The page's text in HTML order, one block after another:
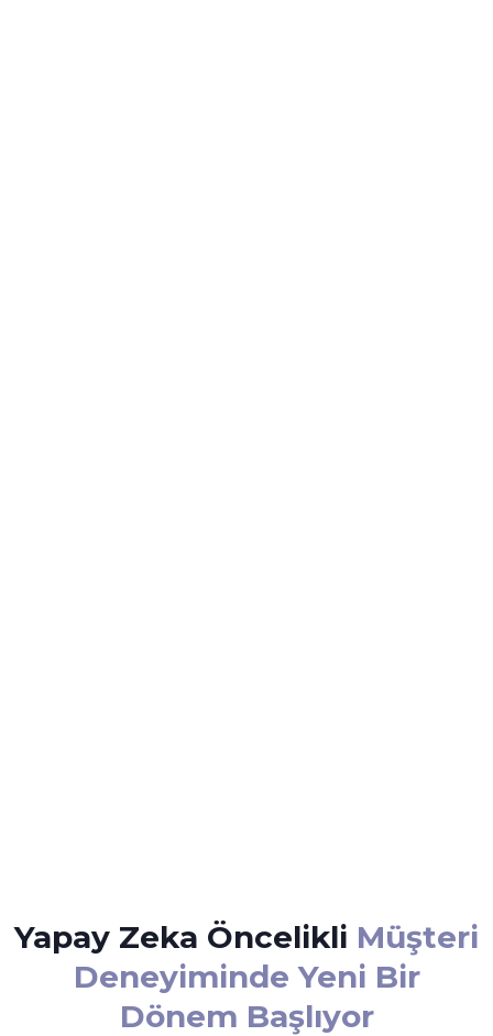
Yapay Zeka Öncelikli Müşteri
Deneyiminde Yeni Bir
Dönem Başlıyor